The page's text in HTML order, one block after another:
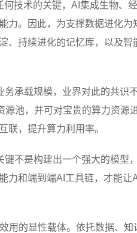
技术的关键，AI集成生物、
力。因此，为支撑数据进化为
、持续进化的记忆库，以及智
承载规模，业界对此的共识
池，并可对宝贵的算力资源
联，提升算力利用率。
不是构建出一个强大的模型
力和端到端AI工具链，才能让
用的显性载体。依托数据、知